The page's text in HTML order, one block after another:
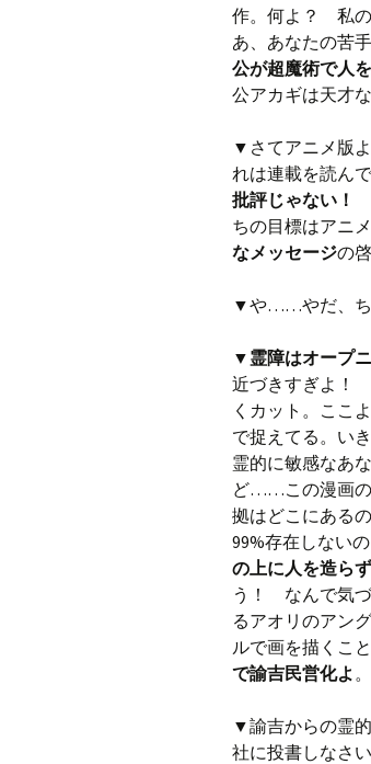
作。何よ？ 私の
あ、あなたの苦
公が超魔術で人
公アカギは天才
▼さてアニメ版
れは連載を読ん
批評じゃない！
ちの目標はアニ
なメッセージの
▼や……やだ、ち
▼ 霊障はオープ
近づきすぎよ！
くカット。ここ
で捉えてる。い
霊的に敏感なあ
ど……この漫画
拠はどこにある
99%存在しない
の上に人を造ら
う！ なんで気
るアオリのアン
ルで画を描くこ
で諭吉民営化よ
▼諭吉からの霊
社に投書しなさ